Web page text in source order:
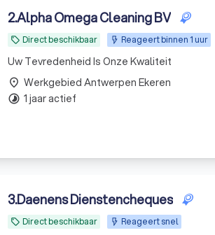
2.Alpha Omega Cleaning BV
local_offer Direct beschikbaar Reageert binnen 1 uur
Uw Tevredenheid Is Onze Kwaliteit
place Werkgebied Antwerpen Ekeren
timelapse 1 jaar actief
3.Daenens Dienstencheques
local_offer Direct beschikbaar Reageert snel